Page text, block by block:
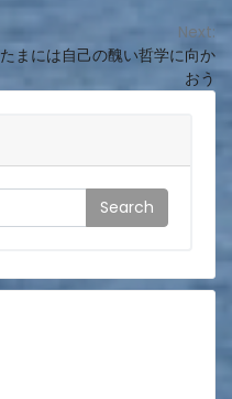
Next:
たまには自己の醜い哲学に向か
おう